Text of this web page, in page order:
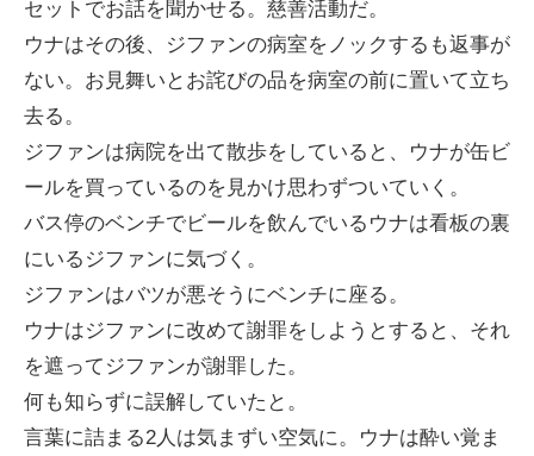
セットでお話を聞かせる。慈善活動だ。
ウナはその後、ジファンの病室をノックするも返事が
ない。お見舞いとお詫びの品を病室の前に置いて立ち
去る。
ジファンは病院を出て散歩をしていると、ウナが缶ビ
ールを買っているのを見かけ思わずついていく。
バス停のベンチでビールを飲んでいるウナは看板の裏
にいるジファンに気づく。
ジファンはバツが悪そうにベンチに座る。
ウナはジファンに改めて謝罪をしようとすると、それ
を遮ってジファンが謝罪した。
何も知らずに誤解していたと。
言葉に詰まる2人は気まずい空気に。ウナは酔い覚ま